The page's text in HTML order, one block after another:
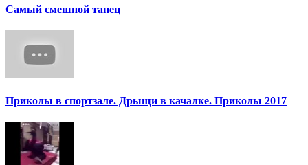
Самый смешной танец
Приколы в спортзале. Дрыщи в качалке. Приколы 2017